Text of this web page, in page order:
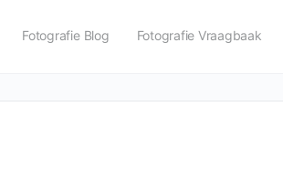
Fotografie Blog Fotografie Vraagbaak